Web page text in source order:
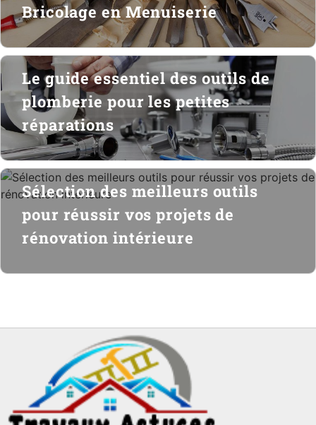
Bricolage en Menuiserie
Le guide essentiel des outils de
plomberie pour les petites
réparations
Sélection des meilleurs outils
pour réussir vos projets de
rénovation intérieure